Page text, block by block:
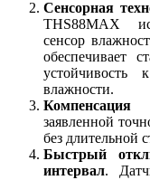
Сенсорная
THS88MAX
сенсор
обеспечивает
устойчивость
влажности.
Компенсация
заявленной
без длительной
Быстрый
интервал.